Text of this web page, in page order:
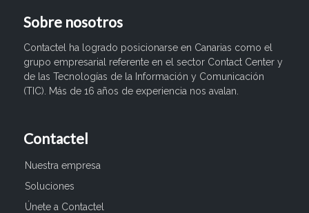
Sobre nosotros
Contactel ha logrado posicionarse en Canarias como el
grupo empresarial referente en el sector Contact Center y
de las Tecnologías de la Información y Comunicación
(TIC). Más de 16 años de experiencia nos avalan.
Contactel
Nuestra empresa
Soluciones
Únete a Contactel